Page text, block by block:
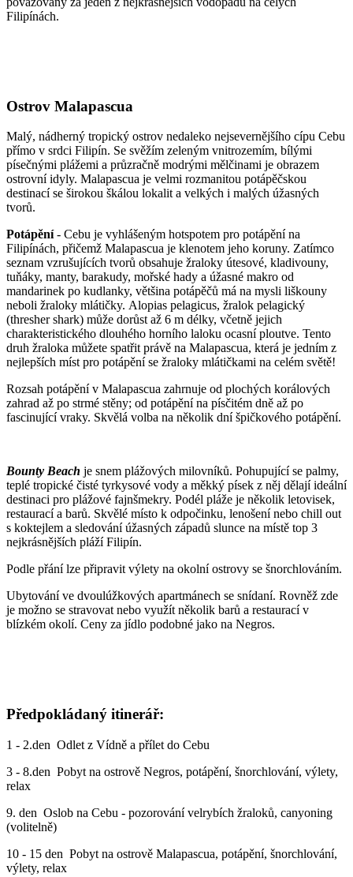
Filipínách.
Ostrov Malapascua
Malý, nádherný tropický ostrov nedaleko nejsevernějšího cípu Cebu
přímo v srdci Filipín. Se svěžím zeleným vnitrozemím, bílými
písečnými plážemi a průzračně modrými mělčinami je obrazem
ostrovní idyly. Malapascua je velmi rozmanitou potápěčskou
destinací se širokou škálou lokalit a velkých i malých úžasných
tvorů.
Potápění- Cebu je vyhlášeným hotspotem pro potápění na
Filipínách, přičemž Malapascua je klenotem jeho koruny. Zatímco
seznam vzrušujících tvorů obsahuje žraloky útesové, kladivouny,
tuňáky, manty, barakudy, mořské hady a úžasné makro od
mandarinek po kudlanky, většina potápěčů má na mysli liškouny
neboli žraloky mlátičky. Alopias pelagicus, žralok pelagický
(thresher shark) může dorůst až 6 m délky, včetně jejich
charakteristického dlouhého horního laloku ocasní ploutve. Tento
druh žraloka můžete spatřit právě na Malapascua, která je jedním z
nejlepších míst pro potápění se žraloky mlátičkami na celém světě!
Rozsah potápění v Malapascua zahrnuje od plochých korálových
zahrad až po strmé stěny; od potápění na písčitém dně až po
fascinující vraky. Skvělá volba na několik dní špičkového potápění.
Bounty Beach je snem plážových milovníků. Pohupující se palmy,
teplé tropické čisté tyrkysové vody a měkký písek z něj dělají ideální
destinaci pro plážové fajnšmekry. Podél pláže je několik letovisek,
restaurací a barů. Skvělé místo k odpočinku, lenošení nebo chill out
s koktejlem a sledování úžasných západů slunce na místě top 3
nejkrásnějších pláží Filipín.
Podle přání lze připravit výlety na okolní ostrovy se šnorchlováním.
Ubytování ve dvoulúžkových apartmánech se snídaní. Rovněž zde
je možno se stravovat nebo využít několik barů a restaurací v
blízkém okolí. Ceny za jídlo podobné jako na Negros.
Předpokládaný itinerář:
1 - 2.den Odlet z Vídně a přílet do Cebu
3 - 8.den Pobyt na ostrově Negros, potápění, šnorchlování, výlety,
relax
9. den Oslob na Cebu - pozorování velrybích žraloků, canyoning
(volitelně)
10 - 15 den Pobyt na ostrově Malapascua, potápění, šnorchlování,
výlety, relax